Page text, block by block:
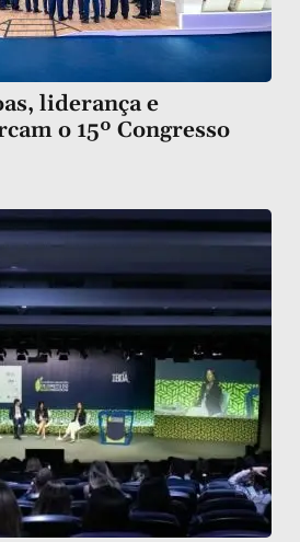
liderança e
o 15º Congresso